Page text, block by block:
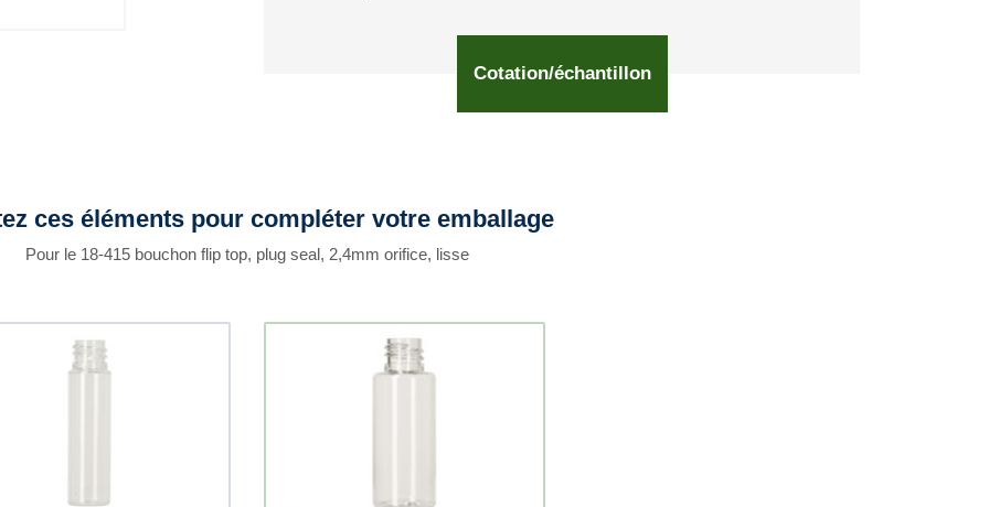
Cotation/échantillon
ces éléments pour compléter votre emballage
Pour le 18-415 bouchon flip top, plug seal, 2,4mm orifice, lisse